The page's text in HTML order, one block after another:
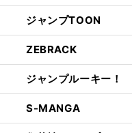
ジャンプTOON
ZEBRACK
ジャンプルーキー！
S-MANGA